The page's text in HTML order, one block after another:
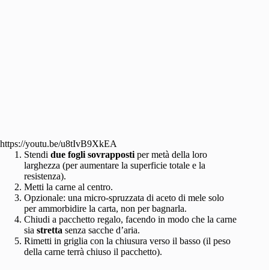
https://youtu.be/u8tIvB9XkEA
Stendi due fogli sovrapposti per metà della loro
larghezza (per aumentare la superficie totale e la
resistenza).
Metti la carne al centro.
Opzionale: una micro-spruzzata di aceto di mele solo
per ammorbidire la carta, non per bagnarla.
Chiudi a pacchetto regalo, facendo in modo che la carne
sia stretta senza sacche d’aria.
Rimetti in griglia con la chiusura verso il basso (il peso
della carne terrà chiuso il pacchetto).